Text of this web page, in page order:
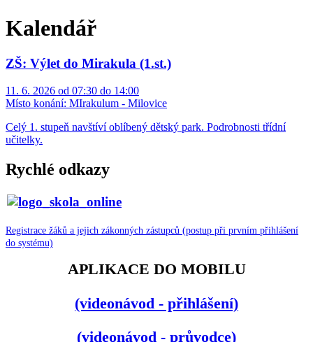
Kalendář
ZŠ: Výlet do Mirakula (1.st.)
11. 6. 2026 od 07:30 do 14:00
Místo konání: MIrakulum - Milovice
Celý 1. stupeň navštíví oblíbený dětský park. Podrobnosti třídní
učitelky.
Rychlé odkazy
Registrace žáků a jejich zákonných zástupců (postup při prvním přihlášení
do systému)
APLIKACE DO MOBILU
(videonávod - přihlášení)
(videonávod - průvodce)